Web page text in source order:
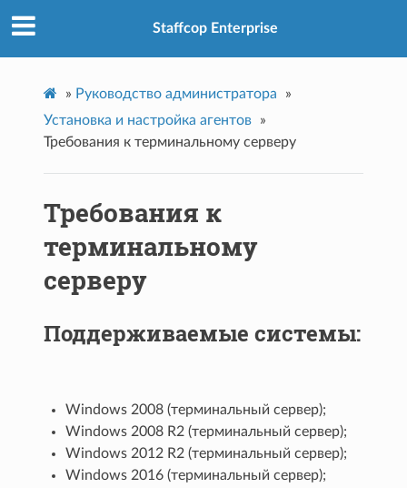
Staffcop Enterprise
» Руководство администратора
»
Установка и настройка агентов
»
Требования к терминальному серверу
Требования к
терминальному
серверу
Поддерживаемые системы:
Windows 2008 (терминальный сервер);
Windows 2008 R2 (терминальный сервер);
Windows 2012 R2 (терминальный сервер);
Windows 2016 (терминальный сервер);